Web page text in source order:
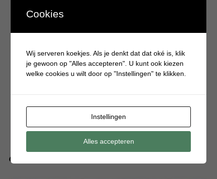
Ontspannen koken in de Japandi keuken
Cookies
Wij serveren koekjes. Als je denkt dat dat oké is, klik
je gewoon op "Alles accepteren". U kunt ook kiezen
welke cookies u wilt door op "Instellingen" te klikken.
Instellingen
Alles accepteren